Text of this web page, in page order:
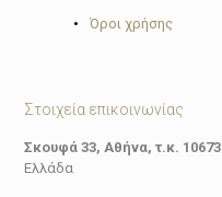
• Όροι χρήσης
Στοιχεία επικοινωνίας
Σκουφά 33, Αθήνα, τ.κ. 10673
Ελλάδα